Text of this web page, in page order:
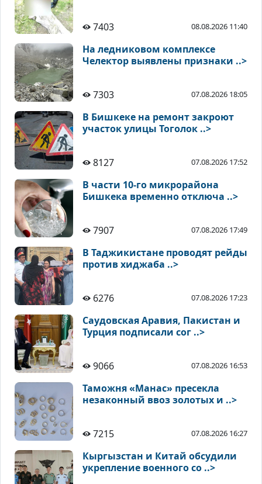
7403 08.08.2026 11:40
На ледниковом комплексе
Челектор выявлены признаки ..>
7303 07.08.2026 18:05
В Бишкеке на ремонт закроют
участок улицы Тоголок ..>
8127 07.08.2026 17:52
В части 10-го микрорайона
Бишкека временно отключа ..>
7907 07.08.2026 17:49
В Таджикистане проводят рейды
против хиджаба ..>
6276 07.08.2026 17:23
Саудовская Аравия, Пакистан и
Турция подписали сог ..>
9066 07.08.2026 16:53
Таможня «Манас» пресекла
незаконный ввоз золотых и ..>
7215 07.08.2026 16:27
Кыргызстан и Китай обсудили
укрепление военного со ..>